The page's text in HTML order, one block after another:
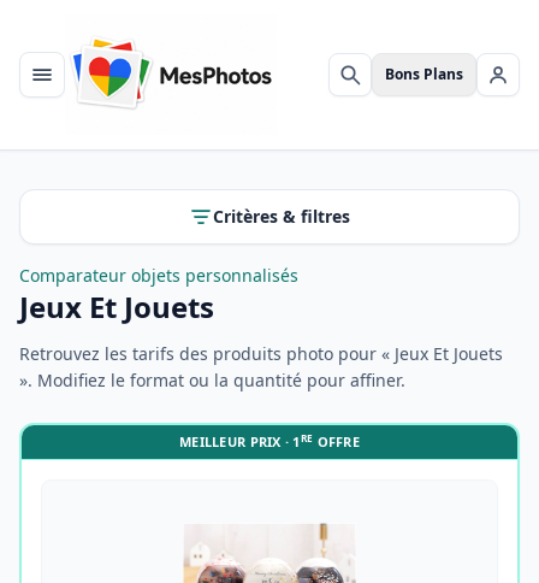
Menu Rechercher
Bons Plans Se
Critères & filtres
Comparateur objets personnalisés
Jeux Et Jouets
Retrouvez les tarifs des produits photo pour « Jeux Et Jouets
». Modifiez le format ou la quantité pour affiner.
MEILLEUR PRIX · 1RE OFFRE